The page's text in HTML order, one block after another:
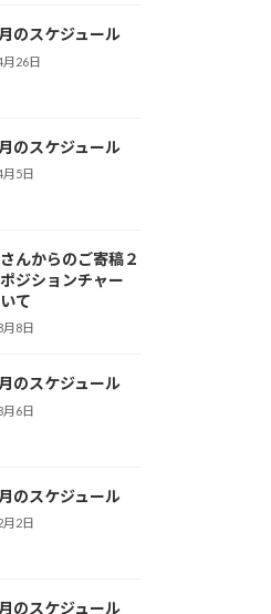
のスケジュール
月26日
のスケジュール
月5日
んからのご寄稿２
ポジションチャー
て
月8日
のスケジュール
月6日
のスケジュール
月2日
のスケジュール